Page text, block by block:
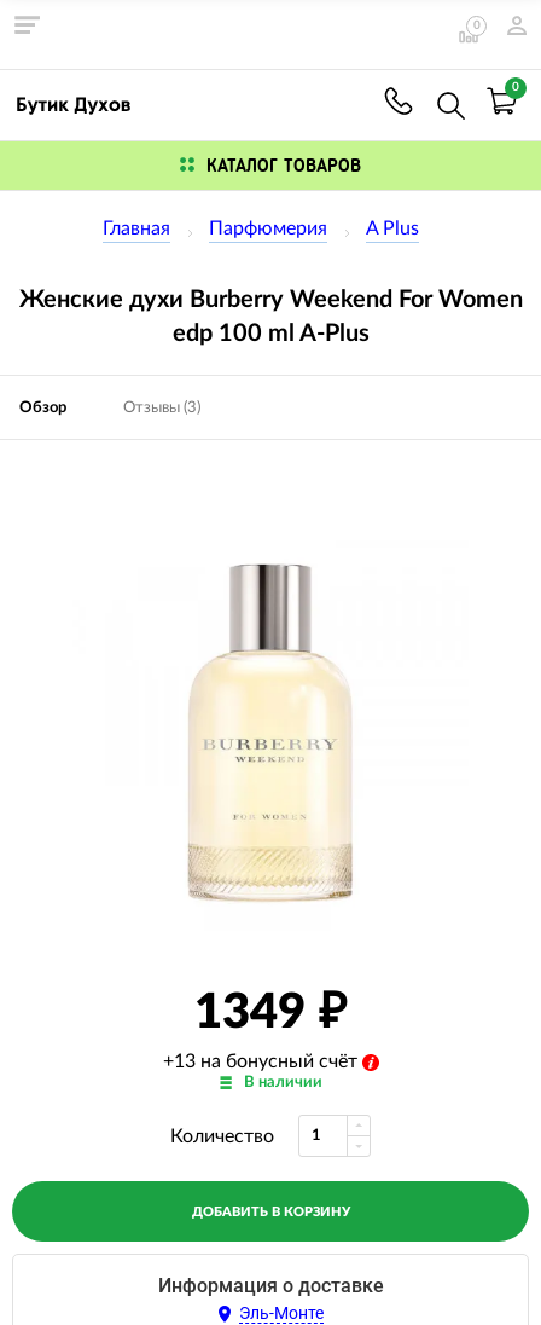
0
0
КАТАЛОГ ТОВАРОВ
Главная Парфюмерия A Plus
Женские духи Burberry Weekend For Women
edp 100 ml A-Plus
Обзор Отзывы (3)
1349
+13 на бонусный счёт
В наличии
Количество
ДОБАВИТЬ В КОРЗИНУ
Информация о доставке
Эль-Монте